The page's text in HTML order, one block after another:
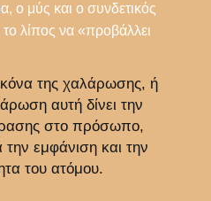
ο μύς και ο συνδετικός
λίπος να «προβάλλει
της χαλάρωσης, ή
αυτή δίνει την
στο πρόσωπο,
εμφάνιση και την
του ατόμου.